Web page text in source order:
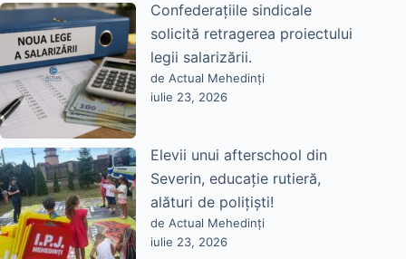
Confederațiile sindicale
solicită retragerea proiectului
legii salarizării.
de Actual Mehedinți
iulie 23, 2026
Elevii unui afterschool din
Severin, educație rutieră,
alături de polițiști!
de Actual Mehedinți
iulie 23, 2026